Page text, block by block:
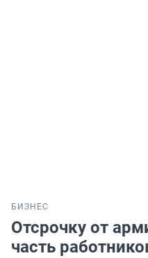
БИЗНЕС
Отсрочку от
часть